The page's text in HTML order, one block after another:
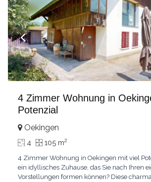
4 Zimmer Wohnung in
Potenzial
Oekingen
4 105 m2
4 Zimmer Wohnung in Oekingen mit viel
ein idyllisches Zuhause, das Sie nach Ihren
Vorstellungen formen können? Diese